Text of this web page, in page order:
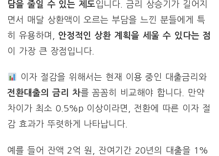
담을 줄일 수 있는 제도입니다. 금리 상승기가 길어지
면서 매달 상환액이 오르는 부담을 느낀 분들에게 특
히 유용하며, 안정적인 상환 계획을 세울 수 있다는 점
이 가장 큰 장점입니다.
이자 절감을 위해서는 현재 이용 중인 대출금리와
전환대출의 금리 차를 꼼꼼히 비교해야 합니다. 만약
차이가 최소 0.5%p 이상이라면, 전환에 따른 이자 절
감 효과가 뚜렷하게 나타납니다.
예를 들어 잔액 2억 원, 잔여기간 20년의 대출을 1%